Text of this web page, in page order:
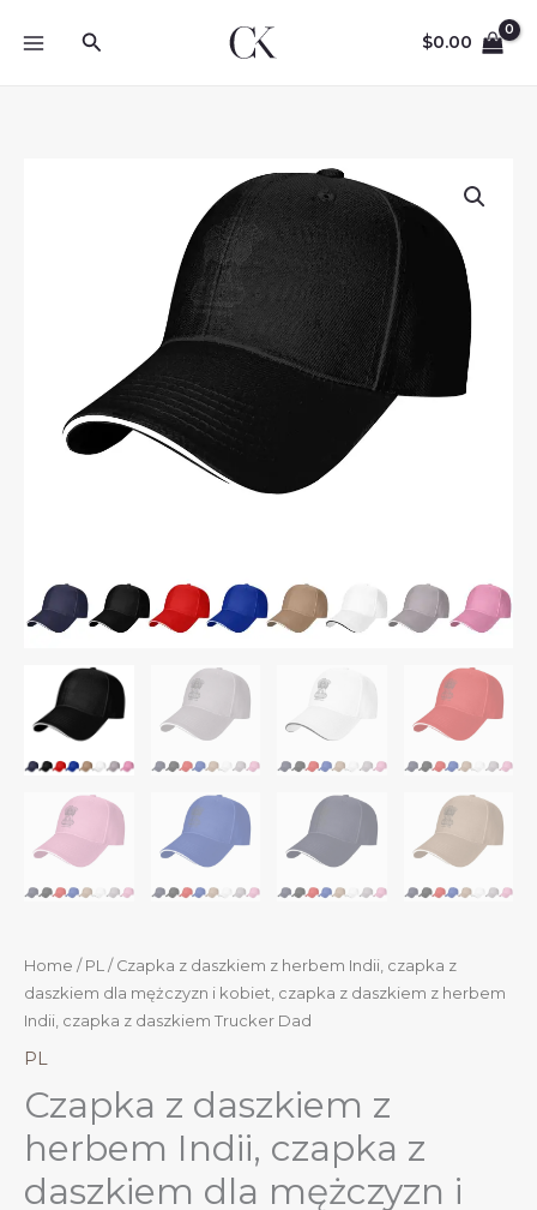
Search $0.00
Home / PL / Czapka z daszkiem z herbem Indii, czapka z
daszkiem dla mężczyzn i kobiet, czapka z daszkiem z herbem
Indii, czapka z daszkiem Trucker Dad
PL
Czapka z daszkiem z
herbem Indii, czapka z
daszkiem dla mężczyzn i